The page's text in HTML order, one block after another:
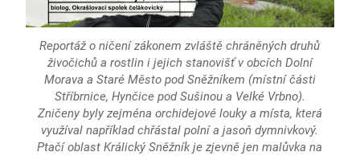
Reportáž o ničení zákonem zvláště chráněných druhů
živočichů a rostlin i jejich stanovišť v obcích Dolní
Morava a Staré Město pod Sněžníkem (místní části
Stříbrnice, Hynčice pod Sušinou a Velké Vrbno).
Zničeny byly zejména orchidejové louky a místa, která
využíval například chřástal polní a jasoň dymnivkový.
Ptačí oblast Králický Sněžník je zjevně jen malůvka na